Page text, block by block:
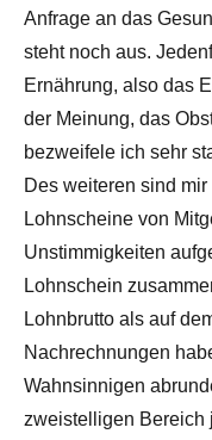
Anfrage an das
steht noch aus.
Ernährung, also das
der Meinung, das
bezweifele ich sehr
Des weiteren sind
Lohnscheine von
Unstimmigkeiten
Lohnschein
Lohnbrutto als auf
Nachrechnungen
Wahnsinnigen
zweistelligen Bereich